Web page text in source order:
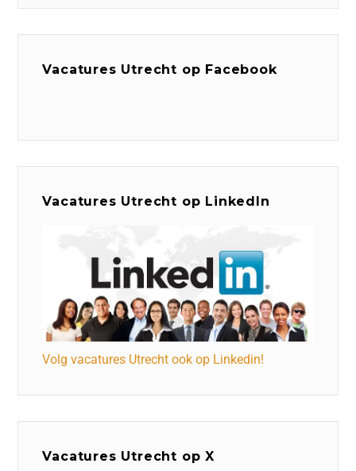
Vacatures Utrecht op Facebook
Vacatures Utrecht op LinkedIn
Volg vacatures Utrecht ook op Linkedin!
Vacatures Utrecht op X